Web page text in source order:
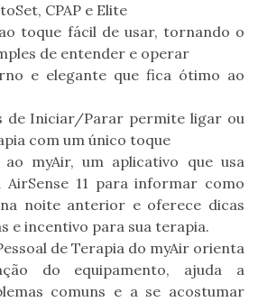
CPAP e Elite
toque fácil de usar, tornando o
de entender e operar
e elegante que fica ótimo ao
de Iniciar/Parar permite ligar ou
com um único toque
ao myAir, um aplicativo que usa
AirSense 11 parainformar como
noite anterior e oferece dicas
e incentivo para sua terapia.
de Terapia do myAir orienta
do equipamento, ajuda a
comuns e a se acostumar